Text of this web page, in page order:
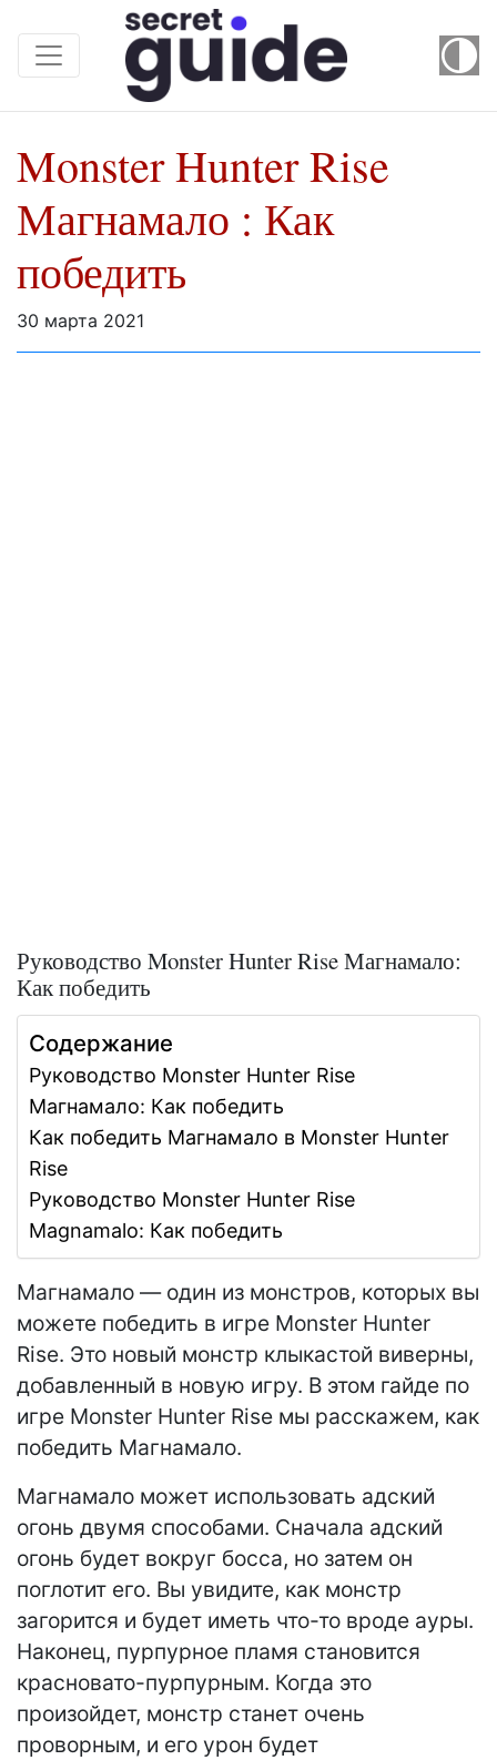
Monster Hunter Rise
Магнамало : Как
победить
30 марта 2021
Руководство Monster Hunter Rise Магнамало:
Как победить
Содержание
Руководство Monster Hunter Rise
Магнамало: Как победить
Как победить Магнамало в Monster Hunter
Rise
Руководство Monster Hunter Rise
Magnamalo: Как победить
Магнамало — один из монстров, которых вы
можете победить в игре Monster Hunter
Rise. Это новый монстр клыкастой виверны,
добавленный в новую игру. В этом гайде по
игре Monster Hunter Rise мы расскажем, как
победить Магнамало.
Магнамало может использовать адский
огонь двумя способами. Сначала адский
огонь будет вокруг босса, но затем он
поглотит его. Вы увидите, как монстр
загорится и будет иметь что-то вроде ауры.
Наконец, пурпурное пламя становится
красновато-пурпурным. Когда это
произойдет, монстр станет очень
проворным, и его урон будет